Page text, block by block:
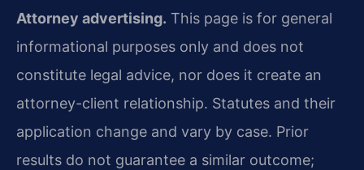
Attorney advertising. This page is for general
informational purposes only and does not
constitute legal advice, nor does it create an
attorney-client relationship. Statutes and their
application change and vary by case. Prior
results do not guarantee a similar outcome;